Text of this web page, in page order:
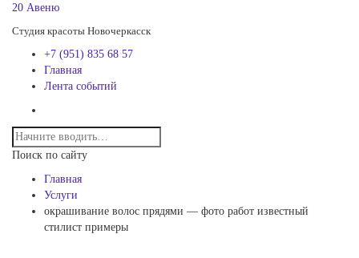
20 Авеню
Студия красоты Новочеркасск
+7 (951) 835 68 57
Главная
Лента событий
Поиск по сайту
Главная
Услуги
окрашивание волос прядями — фото работ известный
стилист примеры